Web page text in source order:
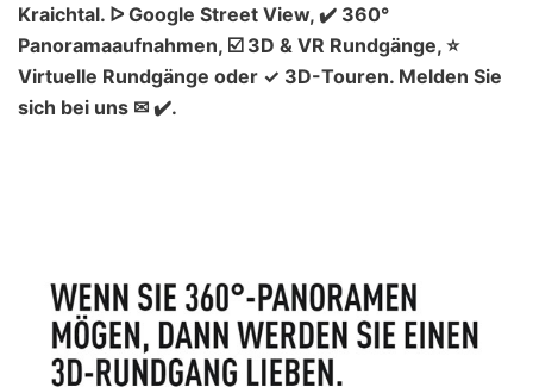
Kraichtal. ᐅ Google Street View, ✔️ 360°
Panoramaaufnahmen, ☑️ 3D & VR Rundgänge, ⭐
Virtuelle Rundgänge oder ✓ 3D-Touren. Melden Sie
sich bei uns ✉ ✔️.